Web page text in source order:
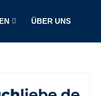
ÜBER UNS